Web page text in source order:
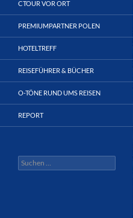
CTOUR VOR ORT
PREMIUMPARTNER POLEN
HOTELTREFF
REISEFÜHRER & BÜCHER
O-TÖNE RUND UMS REISEN
REPORT
Suchen
nach: